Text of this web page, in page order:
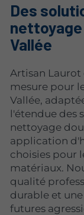
Des
Vallée
Artisan Laurot
mesure pour
Vallée,
l'étendue des
nettoyage
application
choisies pour
matériaux.
qualité
durable et
futures